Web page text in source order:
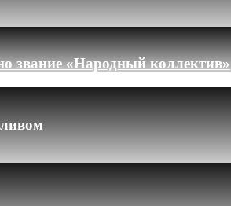
звание «Народный коллектив»